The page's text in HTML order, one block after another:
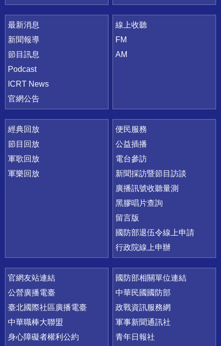
最新消息
新聞報導
節目訊息
Podcast
ICRT News
官網公告
線上收聽
FM
AM
經典回放
節目回放
軍歌回放
軍樂回放
便民服務
公益插播
電台參訪
新聞採訪暨節目訪談
廣播訊號收聽量測
黑膠唱片查詢
留言版
國防部退伍令線上申請
行政院線上申辦
官網友站連結
公營廣播電臺
臺北國際社區廣播電臺
中華職棒大聯盟
身心障礙者權利公約
國防部相關單位連結
中華民國國防部
政戰資訊服務網
軍事新聞通訊社
青年日報社